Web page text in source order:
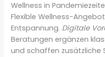
Wellness in
Flexible Wellness-
Entspannung. Digitale
Beratungen ergänzen
und schaffen zusätzliche